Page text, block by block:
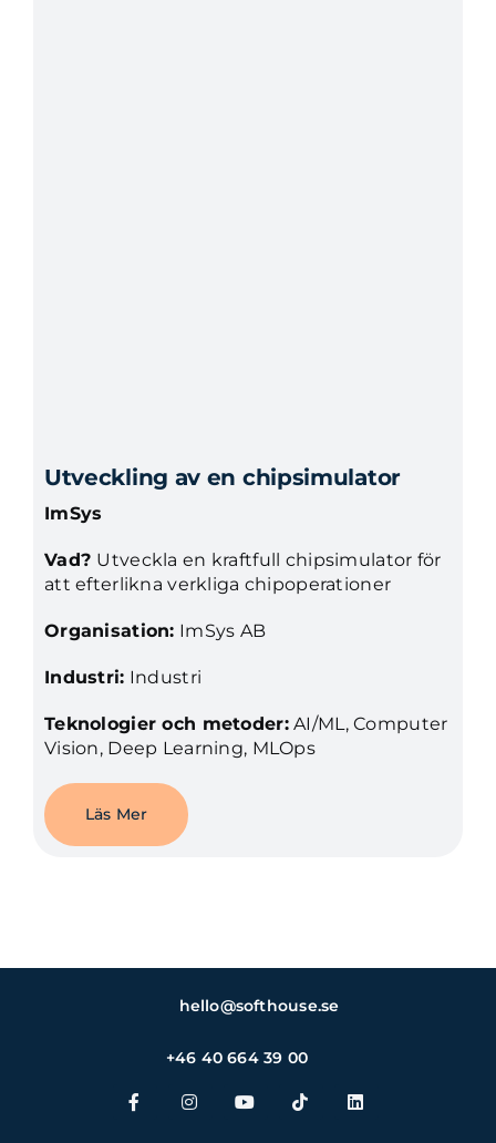
Utveckling av en chipsimulator
ImSys
Vad? Utveckla en kraftfull chipsimulator för
att efterlikna verkliga chipoperationer
Organisation: ImSys AB
Industri: Industri
Teknologier och metoder:AI/ML, Computer
Vision, Deep Learning, MLOps
Läs Mer
hello@softhouse.se
+46 40 664 39 00